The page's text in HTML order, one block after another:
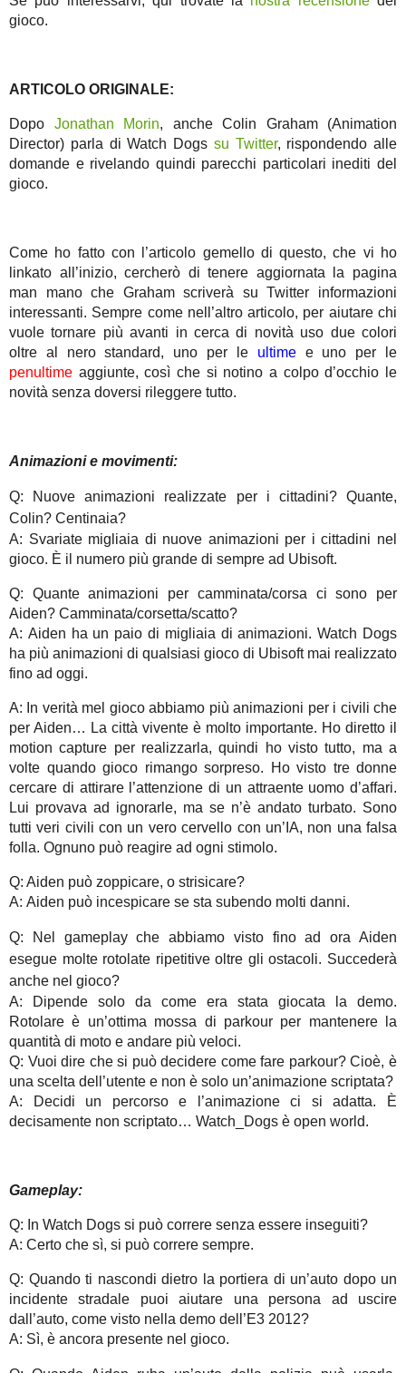
gioco.
ARTICOLO ORIGINALE:
Dopo Jonathan Morin, anche Colin Graham (Animation
Director) parla di Watch Dogs su Twitter, rispondendo alle
domande e rivelando quindi parecchi particolari inediti del
gioco.
Come ho fatto con l’articolo gemello di questo, che vi ho
linkato all’inizio, cercherò di tenere aggiornata la pagina
man mano che Graham scriverà su Twitter informazioni
interessanti. Sempre come nell’altro articolo, per aiutare chi
vuole tornare più avanti in cerca di novità uso due colori
oltre al nero standard, uno per le ultimee uno per le
penultime aggiunte, così che si notino a colpo d’occhio le
novità senza doversi rileggere tutto.
Animazioni e movimenti:
Q: Nuove animazioni realizzate per i cittadini? Quante,
Colin? Centinaia?
A: Svariate migliaia di nuove animazioni per i cittadini nel
gioco. È il numero più grande di sempre ad Ubisoft.
Q: Quante animazioni per camminata/corsa ci sono per
Aiden? Camminata/corsetta/scatto?
A: Aiden ha un paio di migliaia di animazioni. Watch Dogs
ha più animazioni di qualsiasi gioco di Ubisoft mai realizzato
fino ad oggi.
A: In verità mel gioco abbiamo più animazioni per i civili che
per Aiden… La città vivente è molto importante. Ho diretto il
motion capture per realizzarla, quindi ho visto tutto, ma a
volte quando gioco rimango sorpreso. Ho visto tre donne
cercare di attirare l’attenzione di un attraente uomo d’affari.
Lui provava ad ignorarle, ma se n’è andato turbato. Sono
tutti veri civili con un vero cervello con un’IA, non una falsa
folla. Ognuno può reagire ad ogni stimolo.
Q: Aiden può zoppicare, o strisicare?
A: Aiden può incespicare se sta subendo molti danni.
Q: Nel gameplay che abbiamo visto fino ad ora Aiden
esegue molte rotolate ripetitive oltre gli ostacoli. Succederà
anche nel gioco?
A: Dipende solo da come era stata giocata la demo.
Rotolare è un’ottima mossa di parkour per mantenere la
quantità di moto e andare più veloci.
Q: Vuoi dire che si può decidere come fare parkour? Cioè, è
una scelta dell’utente e non è solo un’animazione scriptata?
A: Decidi un percorso e l’animazione ci si adatta. È
decisamente non scriptato… Watch_Dogs è open world.
Gameplay:
Q: In Watch Dogs si può correre senza essere inseguiti?
A: Certo che sì, si può correre sempre.
Q: Quando ti nascondi dietro la portiera di un’auto dopo un
incidente stradale puoi aiutare una persona ad uscire
dall’auto, come visto nella demo dell’E3 2012?
A: Sì, è ancora presente nel gioco.